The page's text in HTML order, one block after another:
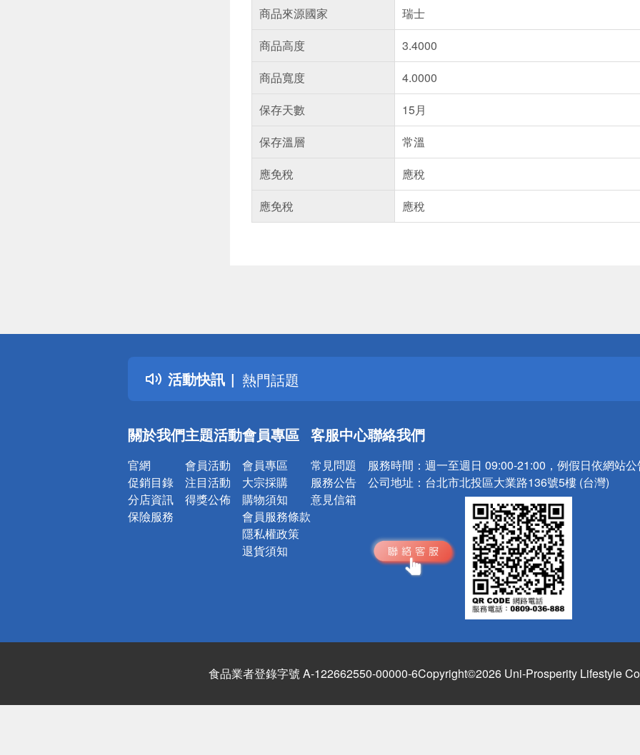
商品來源國家
瑞士
商品高度
3.4000
商品寬度
4.0000
保存天數
15月
保存溫層
常溫
應免稅
應稅
應免稅
應稅
活動快訊
詐騙網頁！請小心！
得獎公告
熱門話題
銀行優惠
詐騙網頁！請小心！
關於我們
官網
促銷目錄
分店資訊
保險服務
主題活動
會員活動
注目活動
得獎公佈
會員專區
會員專區
大宗採購
購物須知
會員服務條款
隱私權政策
退貨須知
客服中心
常見問題
服務公告
意見信箱
聯絡我們
服務時間： 週一至週日 09:00-21:00，例假日依網站
公司地址： 台北市北投區大業路136號5樓 (台灣)
食品業者登錄字號 A-122662550-00000-6Copyright©2026 Uni-Prosperity Lifestyle